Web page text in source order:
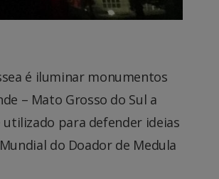
é iluminar monumentos
– Mato Grosso do Sul a
para defender ideias
do Doador de Medula